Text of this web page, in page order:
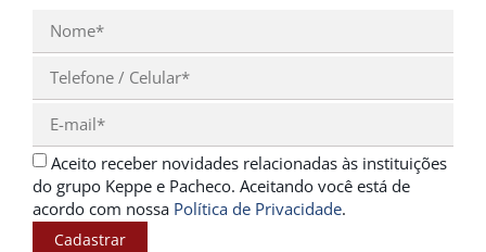
Aceito receber novidades relacionadas às instituições
do grupo Keppe e Pacheco. Aceitando você está de
acordo com nossa Política de Privacidade.
Cadastrar